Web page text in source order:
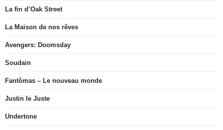
La fin d’Oak Street
La Maison de nos rêves
Avengers: Doomsday
Soudain
Fantômas – Le nouveau monde
Justin le Juste
Undertone